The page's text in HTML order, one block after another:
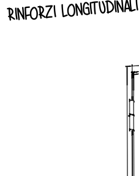
rinforzi longitudinali